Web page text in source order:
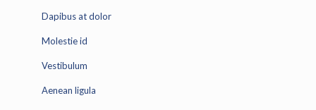
Dapibus at dolor
Molestie id
Vestibulum
Aenean ligula